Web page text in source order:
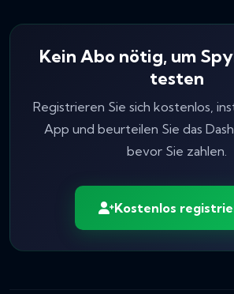
Kein Abo nötig, um
testen
Registrieren Sie sich kostenlos,
App und beurteilen Sie das
bevor Sie zahlen.
Kostenlos